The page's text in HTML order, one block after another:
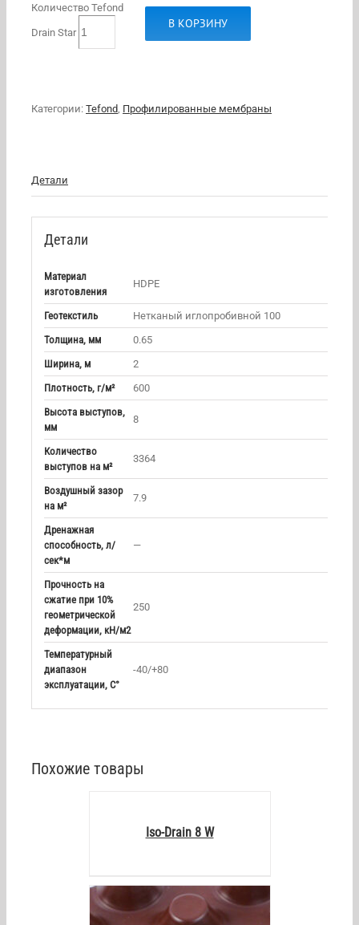
Количество Tefond
Drain Star
В КОРЗИНУ
Категории: Tefond Профилированные мембраны
Детали
Детали
Материал
изготовления
HDPE
Геотекстиль
Нетканый иглопробивной 100
Толщина, мм
0.65
Ширина, м
2
Плотность, г/м²
600
Высота выступов,
мм
8
Количество
выступов на м²
3364
Воздушный зазор
на м²
7.9
Дренажная
способность, л/
сек*м
—
Прочность на
сжатие при 10%
геометрической
деформации, кН/м2
250
Температурный
диапазон
эксплуатации, С°
-40/+80
Похожие товары
Iso-Drain 8 W